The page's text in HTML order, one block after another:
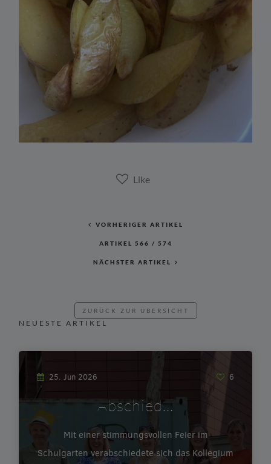
VORHERIGER ARTIKEL
ARTIKEL 566 / 574
NÄCHSTER ARTIKEL
ZURÜCK ZUR ÜBERSICHT
NEUESTE ARTIKEL
25. Jun 2026 6
Abschied…
Mit einer stimmungsvollen Feier im
Schulgarten verabschiedete sich das Kollegium